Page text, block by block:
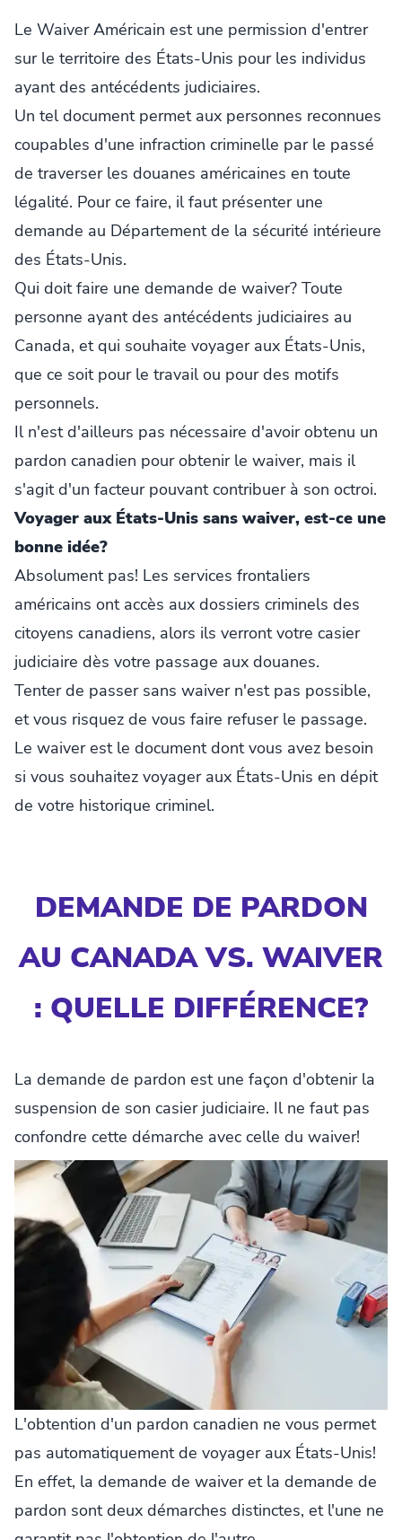
Le Waiver Américain est une permission d'entrer
sur le territoire des États-Unis pour les individus
ayant des antécédents judiciaires.
Un tel document permet aux personnes reconnues
coupables d'une infraction criminelle par le passé
de traverser les douanes américaines en toute
légalité. Pour ce faire, il faut présenter une
demande au Département de la sécurité intérieure
des États-Unis.
Qui doit faire une demande de waiver? Toute
personne ayant des antécédents judiciaires au
Canada, et qui souhaite voyager aux États-Unis,
que ce soit pour le travail ou pour des motifs
personnels.
Il n'est d'ailleurs pas nécessaire d'avoir obtenu un
pardon canadien pour obtenir le waiver, mais il
s'agit d'un facteur pouvant contribuer à son octroi.
Voyager aux États-Unis sans waiver, est-ce une
bonne idée?
Absolument pas! Les services frontaliers
américains ont accès aux dossiers criminels des
citoyens canadiens, alors ils verront votre casier
judiciaire dès votre passage aux douanes.
Tenter de passer sans waiver n'est pas possible,
et vous risquez de vous faire refuser le passage.
Le waiver est le document dont vous avez besoin
si vous souhaitez voyager aux États-Unis en dépit
de votre historique criminel.
DEMANDE DE PARDON
AU CANADA VS. WAIVER
: QUELLE DIFFÉRENCE?
La demande de pardon est une façon d'obtenir la
suspension de son casier judiciaire. Il ne faut pas
confondre cette démarche avec celle du waiver!
L'obtention d'un pardon canadien ne vous permet
pas automatiquement de voyager aux États-Unis!
En effet, la demande de waiver et la demande de
pardon sont deux démarches distinctes, et l'une ne